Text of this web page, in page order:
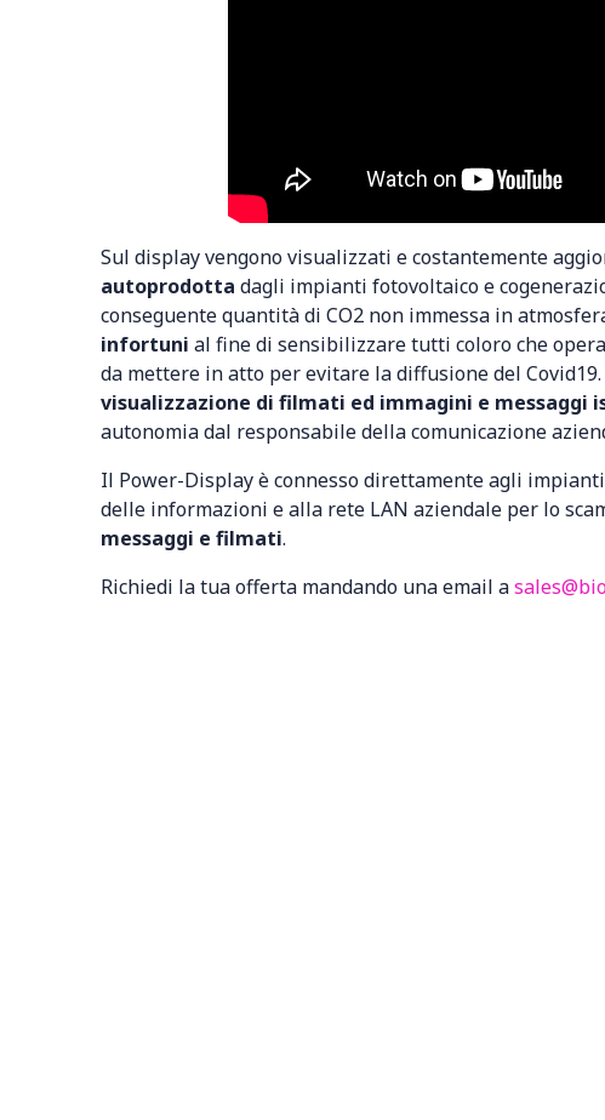
Sul display vengono visualizzati e costantemente
autoprodotta dagli impianti fotovoltaico e
conseguente quantità di CO2 non immessa in
infortuni al fine di sensibilizzare tutti coloro che
da mettere in atto per evitare la diffusione del
visualizzazione di filmati ed immagini e messaggi
autonomia dal responsabile della comunicazione
Il Power-Display è connesso direttamente agli
delle informazioni e alla rete LAN aziendale per lo
messaggi e filmati.
Richiedi la tua offerta mandando una email a